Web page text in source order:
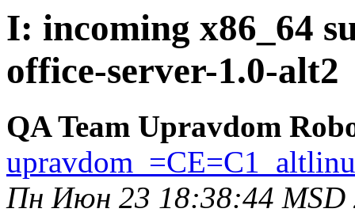
I: incoming x86_64
office-server-1.0-alt2
QA Team Upravdom
Пн Июн 23 18:38:44 MSD